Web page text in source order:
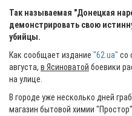
Так называемая "Донецкая
демонстрировать свою
убийцы.
Как сообщает издание "62.ua" со
августа, в Ясиноватой боевики
на улице.
В городе уже несколько дней
магазин бытовой химии